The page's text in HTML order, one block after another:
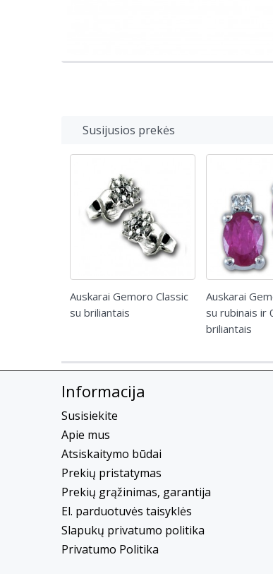
Susijusios prekės
Auskarai Gemoro Classic
su briliantais
Auskarai
su rubinais ir
briliantais
Informacija
Susisiekite
Apie mus
Atsiskaitymo būdai
Prekių pristatymas
Prekių grąžinimas, garantija
El. parduotuvės taisyklės
Slapukų privatumo politika
Privatumo Politika